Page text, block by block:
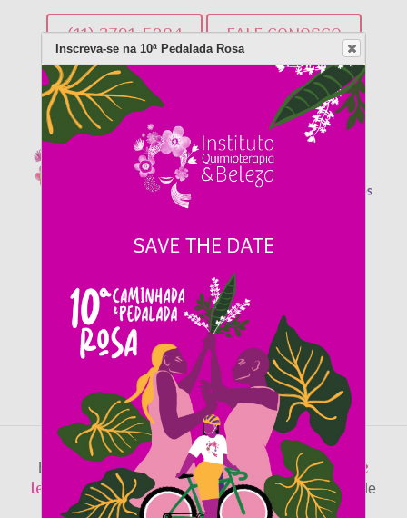
(11) 3791-5284
FALE CONOSCO
Engaje seu time na
Campanha de arrecadação de
lenços
na sua empresa e faça a diferença na Vida de
muitas mulheres em tratamento oncológico!
Inscreva-se na 10ª Pedalada Rosa